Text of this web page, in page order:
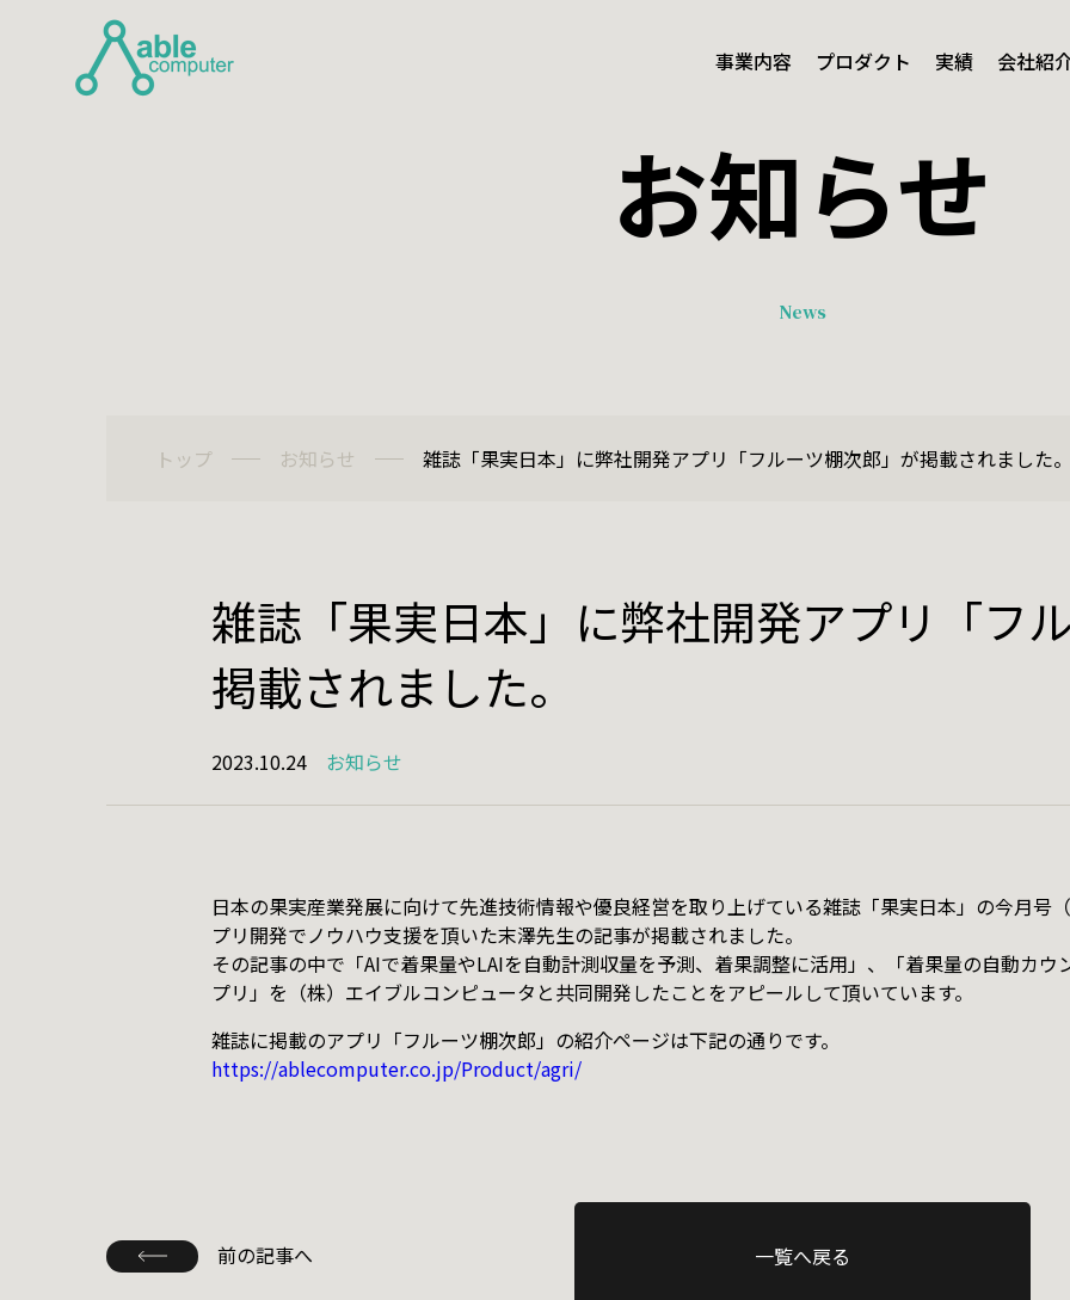
事業内容 プロダクト 実績 会社紹
自社サービス
Product
プロダクト
セムカン
古今金澤
FileCrane
WoodRepo
フルーツ棚次郎 for キウイフルーツ
Result
News
採用情報
出来事
デザイナーの一日
プログラマーの一日
お知らせ
News
トップ お知らせ 雑誌「果実日本」に弊社開発アプリ「フルーツ棚次郎」が掲載されました。
雑誌「果実日本」に弊社開発アプリ「フ
掲載されました。
2023.10.24 お知らせ
日本の果実産業発展に向けて先進技術情報や優良経営を取り上げている雑誌「果実日本」の今月号
プリ開発でノウハウ支援を頂いた末澤先生の記事が掲載されました。
その記事の中で「AIで着果量やLAIを自動計測収量を予測、着果調整に活用」、「着果量の自動カ
プリ」を（株）エイブルコンピュータと共同開発したことをアピールして頂いています。
雑誌に掲載のアプリ「フルーツ棚次郎」の紹介ページは下記の通りです。
https://ablecomputer.co.jp/Product/agri/
前の記事へ 一覧へ戻る